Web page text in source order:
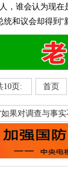
谁会认为现在
和议会却得到“
10页: 首页
如果对调查与事